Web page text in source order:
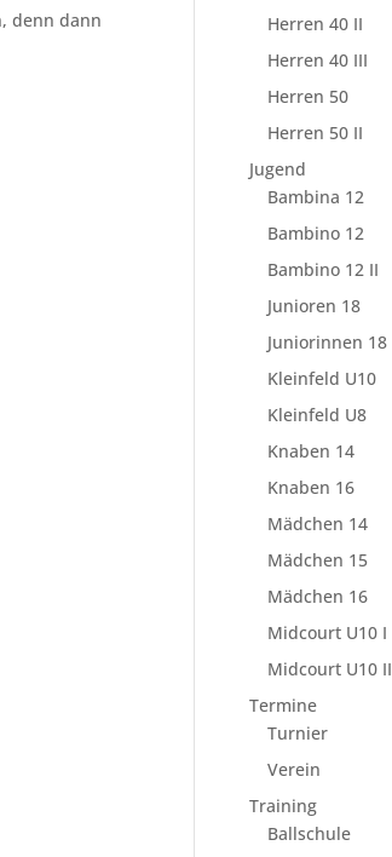
denn dann
Herren 40 II
Herren 40 III
Herren 50
Herren 50 II
Jugend
Bambina 12
Bambino 12
Bambino 12 II
Junioren 18
Juniorinnen 18
Kleinfeld U10
Kleinfeld U8
Knaben 14
Knaben 16
Mädchen 14
Mädchen 15
Mädchen 16
Midcourt U10 I
Midcourt U10 II
Termine
Turnier
Verein
Training
Ballschule